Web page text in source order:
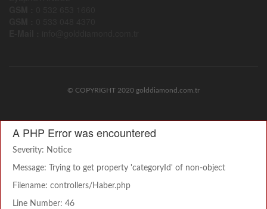
© COPYRIGHT 2020 golddiamond.com.tr
A PHP Error was encountered
Severity: Notice
Message: Trying to get property 'categoryId' of non-object
Filename: controllers/Haber.php
Line Number: 46